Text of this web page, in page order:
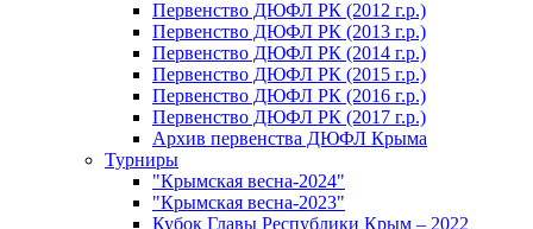
Первенство ДЮФЛ РК (2012 г.р.)
Первенство ДЮФЛ РК (2013 г.р.)
Первенство ДЮФЛ РК (2014 г.р.)
Первенство ДЮФЛ РК (2015 г.р.)
Первенство ДЮФЛ РК (2016 г.р.)
Первенство ДЮФЛ РК (2017 г.р.)
Архив первенства ДЮФЛ Крыма
Турниры
"Крымская весна-2024"
"Крымская весна-2023"
Кубок Главы Республики Крым – 2022